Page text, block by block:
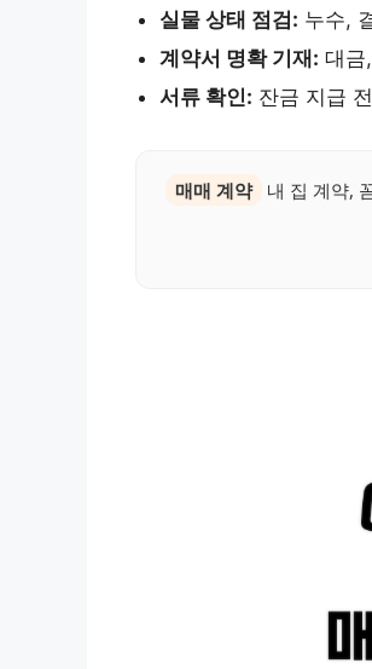
실물 상태 점검: 누수,
계약서 명확 기재: 대금
서류 확인: 잔금 지급
매매 계약
내 집 계약,